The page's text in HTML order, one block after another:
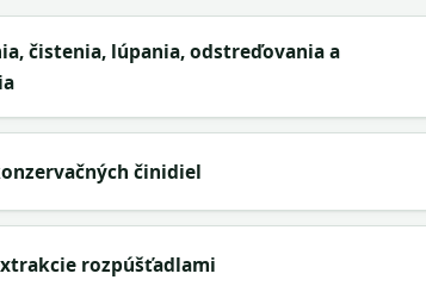
čistenia, lúpania, odstreďovania a
činidiel
rozpúšťadlami